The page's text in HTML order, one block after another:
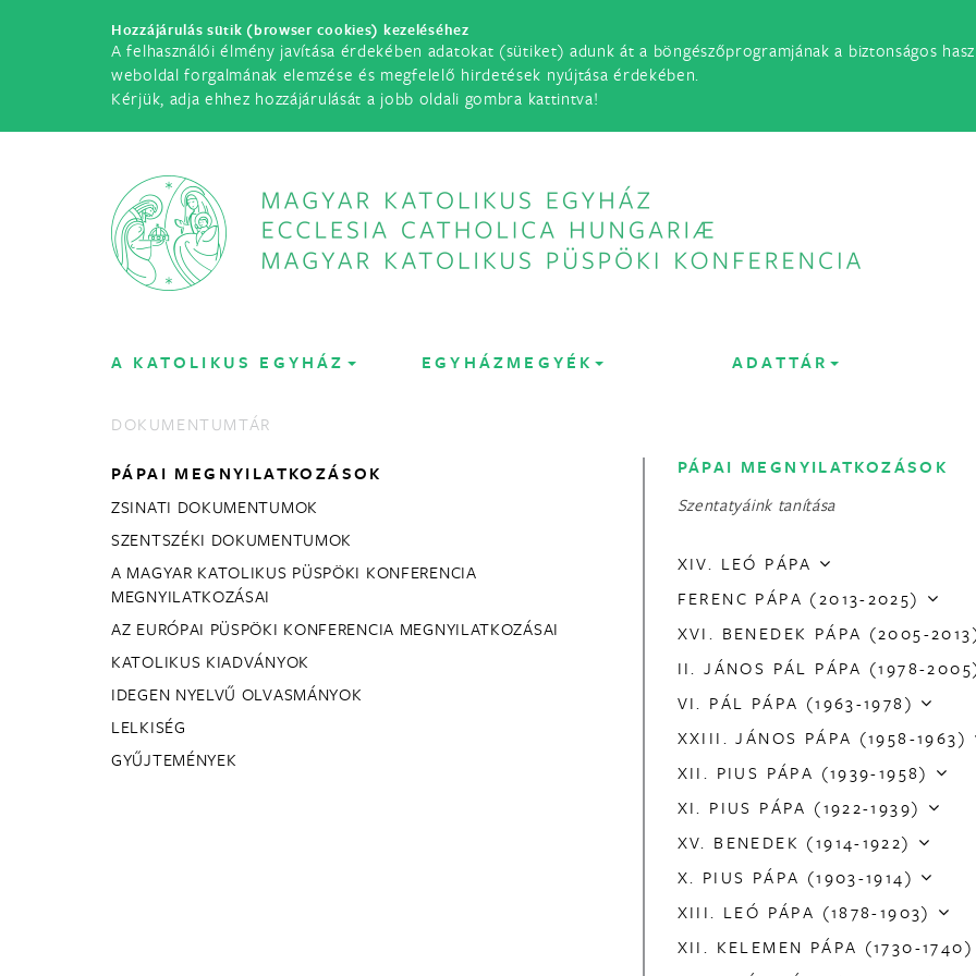
Hozzájárulás sütik (browser cookies) kezeléséhez
A felhasználói élmény javítása érdekében adatokat (sütiket) adunk át a böngészőprogramjának a biztonságos
weboldal forgalmának elemzése és megfelelő hirdetések nyújtása érdekében.
Kérjük, adja ehhez hozzájárulását a jobb oldali gombra kattintva!
A KATOLIKUS EGYHÁZ EGYHÁZMEGYÉK ADATTÁR
DOKUMENTUMTÁR
PÁPAI MEGNYILATKOZÁSOK
ZSINATI DOKUMENTUMOK
SZENTSZÉKI DOKUMENTUMOK
A MAGYAR KATOLIKUS PÜSPÖKI KONFERENCIA
MEGNYILATKOZÁSAI
AZ EURÓPAI PÜSPÖKI KONFERENCIA MEGNYILATKOZÁSAI
KATOLIKUS KIADVÁNYOK
IDEGEN NYELVŰ OLVASMÁNYOK
LELKISÉG
GYŰJTEMÉNYEK
PÁPAI MEGNYILATKOZÁSOK
Szentatyáink tanítása
XIV. LEÓ PÁPA
FERENC PÁPA (2013-2025)
XVI. BENEDEK PÁPA (2005-
II. JÁNOS PÁL PÁPA (1978-
VI. PÁL PÁPA (1963-1978)
XXIII. JÁNOS PÁPA (1958-1963)
XII. PIUS PÁPA (1939-1958)
XI. PIUS PÁPA (1922-1939)
XV. BENEDEK (1914-1922)
X. PIUS PÁPA (1903-1914)
XIII. LEÓ PÁPA (1878-1903)
XII. KELEMEN PÁPA (1730-1740)